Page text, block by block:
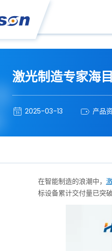
激光制造专家海
2025-03-13 产品
在智能制造的浪潮中，
标设备累计交付量已突